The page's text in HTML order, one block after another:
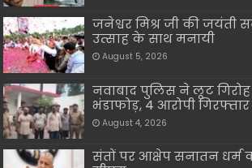
जनेश्वर मिश्र जी की जयंती
उत्साह के साथ मनायी
August 5, 2026
नवाबाद पुलिस ने लूट
भंडाफोड़, 4 आरोपी गिरफ्तार
August 4, 2026
संतों पर आक्षेप सनातन धर्म